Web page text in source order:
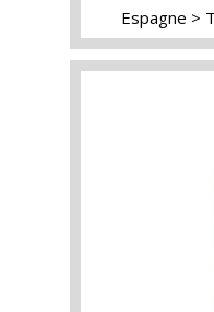
Espagne